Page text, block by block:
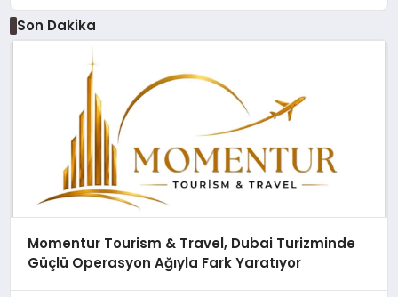
Son Dakika
Momentur Tourism & Travel, Dubai Turizminde
Güçlü Operasyon Ağıyla Fark Yaratıyor